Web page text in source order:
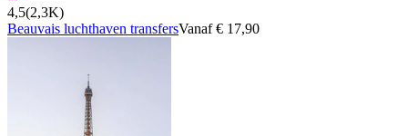
4,5(2,3K)
Beauvais luchthaven transfersVanaf € 17,90